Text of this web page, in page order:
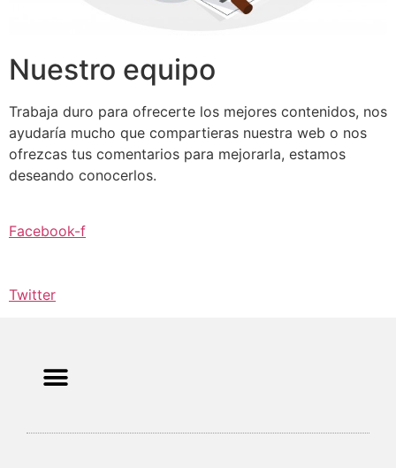
Nuestro equipo
Trabaja duro para ofrecerte los mejores contenidos, nos
ayudaría mucho que compartieras nuestra web o nos
ofrezcas tus comentarios para mejorarla, estamos
deseando conocerlos.
Facebook-f
Twitter